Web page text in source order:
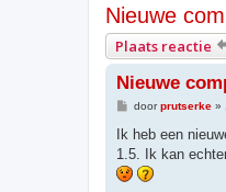
Nieuwe
Plaats reactie
Nieuwe
B
c
h
t
doorprutserke»
Ik heb een
1.5. Ik kan